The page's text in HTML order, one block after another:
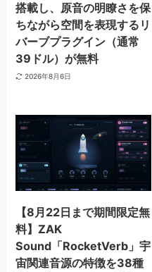
搭載し、原音の明瞭さを保
ちながら空間を表現するリ
バーブプラグイン（通常
39ドル）が無料
2026年8月6日
【8月22日まで期間限定無
料】ZAK
Sound「RocketVerb」宇
宙関連音源の特徴を38種